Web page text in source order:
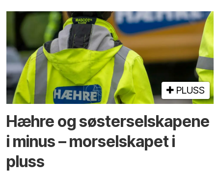
PLUSS
Hæhre og søster­selskapene
i minus – mor­selskapet i
pluss